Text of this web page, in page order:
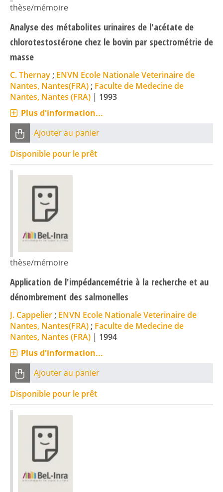
thèse/mémoire
Analyse des métabolites urinaires de l'acétate de
chlorotestostérone chez le bovin par spectrométrie de
masse
C. Thernay ; ENVN Ecole Nationale Veterinaire de
Nantes, Nantes(FRA) ; Faculte de Medecine de
Nantes, Nantes (FRA) | 1993
Plus d'information...
Ajouter au panier
Disponible pour le prêt
thèse/mémoire
Application de l'impédancemétrie à la recherche et au
dénombrement des salmonelles
J. Cappelier ; ENVN Ecole Nationale Veterinaire de
Nantes, Nantes(FRA) ; Faculte de Medecine de
Nantes, Nantes (FRA) | 1994
Plus d'information...
Ajouter au panier
Disponible pour le prêt